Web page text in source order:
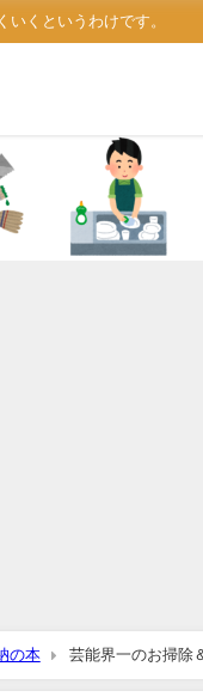
いくというわけです。
の本 芸能界一のお掃除